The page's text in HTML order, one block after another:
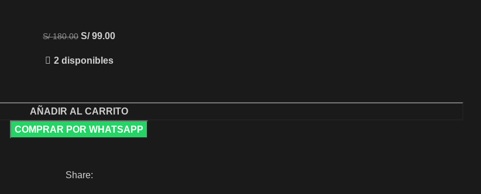
S/180.00 S/99.00
2 disponibles
AÑADIR AL CARRITO
COMPRAR POR WHATSAPP
Share: